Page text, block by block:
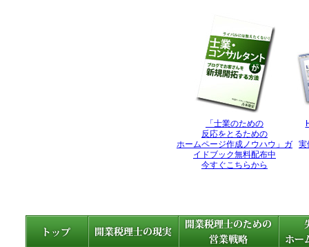
「士業のための
反応をとるための
ホームページ作成ノウハウ」ガ
イドブック無料配布中
今すぐこちらから
実